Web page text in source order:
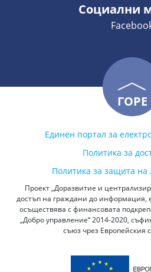
Социални
ГОРЕ
Единен портал за
Политика за
Политика за защита
Проект „Доразвитие и
достъп на граждани до информация,
осъществява с финансовата
„Добро управление“ 2014-2020,
съюз чрез Европейския